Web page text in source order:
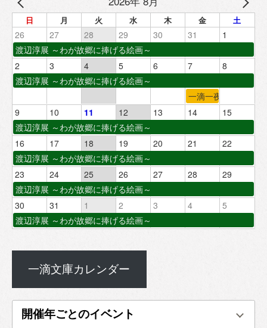
日 月 火 水 木 金 土
26 27 28 29 30 31
1
渡辺淳展 ～わが故郷に捧げる絵画～
2
3 4 5 6 7
8
渡辺淳展 ～わが故郷に捧げる絵画～
一滴一夜
9
10 11 12 13 14
15
渡辺淳展 ～わが故郷に捧げる絵画～
16
17 18 19 20 21
22
渡辺淳展 ～わが故郷に捧げる絵画～
23
24 25 26 27 28
29
渡辺淳展 ～わが故郷に捧げる絵画～
30
31 1 2 3 4
5
渡辺淳展 ～わが故郷に捧げる絵画～
一滴文庫カレンダー
開催年ごとのイベント